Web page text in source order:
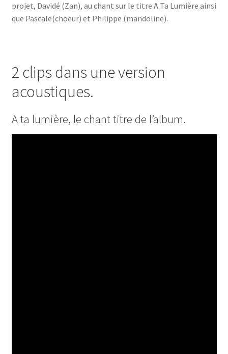
projet, Davidé (Zan), au chant sur le titre A Ta Lumière ainsi
que Pascale(choeur) et Philippe (mandoline).
2 clips dans une version
acoustiques.
A ta lumière, le chant titre de l’album.